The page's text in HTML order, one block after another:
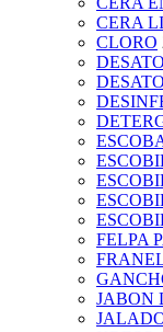
CERA
CLORO
FELPA
JABON